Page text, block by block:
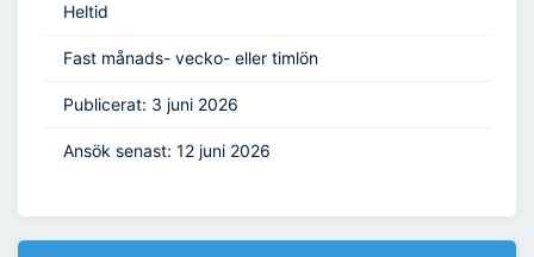
Heltid
Fast månads- vecko- eller timlön
Publicerat: 3 juni 2026
Ansök senast: 12 juni 2026